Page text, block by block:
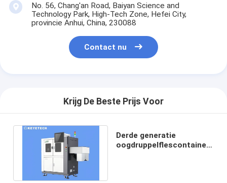
No. 56, Chang'an Road, Baiyan Science and
Technology Park, High-Tech Zone, Hefei City,
provincie Anhui, China, 230088
Contact nu
Krijg De Beste Prijs Voor
Derde generatie
oogdruppelflescontainers